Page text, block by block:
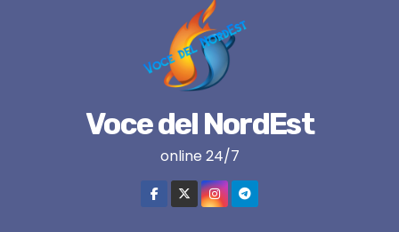
Voce del NordEst
online 24/7